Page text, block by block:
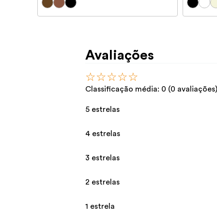
Avaliações
☆☆☆☆☆
Classificação média: 0 (0 avaliações)
5 estrelas
4 estrelas
3 estrelas
2 estrelas
1 estrela